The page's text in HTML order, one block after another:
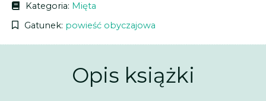
Kategoria: Mięta
Gatunek: powieść obyczajowa
Opis książki